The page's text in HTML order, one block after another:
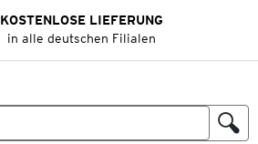
KOSTENLOSE LIEFERUNG
in alle deutschen Filialen